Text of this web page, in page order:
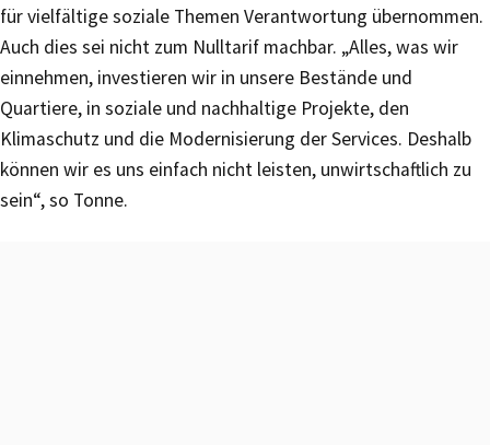
für vielfältige soziale Themen Verantwortung übernommen.
Auch dies sei nicht zum Nulltarif machbar. „Alles, was wir
einnehmen, investieren wir in unsere Bestände und
Quartiere, in soziale und nachhaltige Projekte, den
Klimaschutz und die Modernisierung der Services. Deshalb
können wir es uns einfach nicht leisten, unwirtschaftlich zu
sein“, so Tonne.